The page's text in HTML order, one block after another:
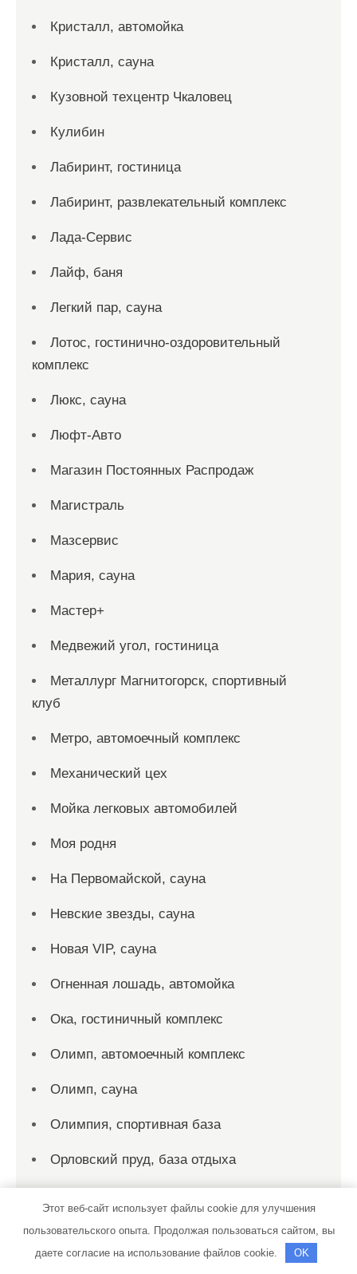
Кристалл, автомойка
Кристалл, сауна
Кузовной техцентр Чкаловец
Кулибин
Лабиринт, гостиница
Лабиринт, развлекательный комплекс
Лада-Сервис
Лайф, баня
Легкий пар, сауна
Лотос, гостинично-оздоровительный
комплекс
Люкс, сауна
Люфт-Авто
Магазин Постоянных Распродаж
Магистраль
Мазсервис
Мария, сауна
Мастер+
Медвежий угол, гостиница
Металлург Магнитогорск, спортивный
клуб
Метро, автомоечный комплекс
Механический цех
Мойка легковых автомобилей
Моя родня
На Первомайской, сауна
Невские звезды, сауна
Новая VIP, сауна
Огненная лошадь, автомойка
Ока, гостиничный комплекс
Олимп, автомоечный комплекс
Олимп, сауна
Олимпия, спортивная база
Орловский пруд, база отдыха
Павловские бани
Этот веб-сайт использует файлы cookie для улучшения
пользовательского опыта. Продолжая пользоваться сайтом, вы
даете согласие на использование файлов cookie.
OK